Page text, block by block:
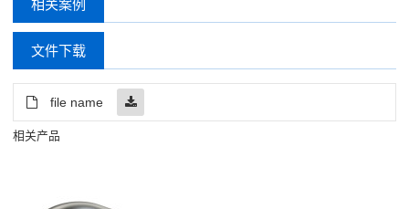
相关案例
文件下载
file name
相关产品